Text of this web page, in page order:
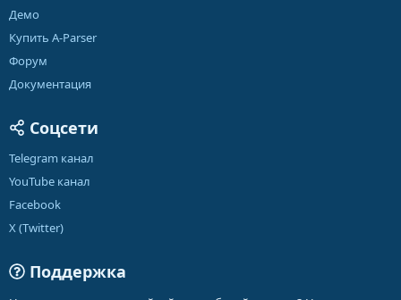
Демо
Купить A-Parser
Форум
Документация
Соцсети
Telegram канал
YouTube канал
Facebook
X (Twitter)
Поддержка